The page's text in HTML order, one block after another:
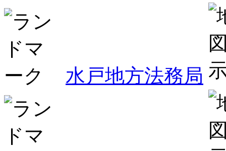
水戸地方法務局